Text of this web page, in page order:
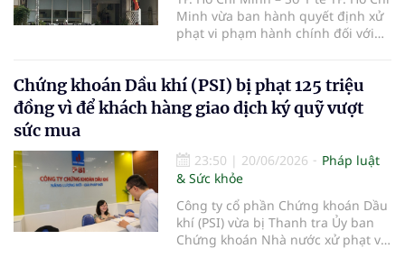
Minh vừa ban hành quyết định xử
phạt vi phạm hành chính đối với
Bệnh viện Ánh Dương, với tổng số
tiền 149 triệu đồng do nhiều vi
phạm trong hoạt động khám, chữa
Chứng khoán Dầu khí (PSI) bị phạt 125 triệu
đồng vì để khách hàng giao dịch ký quỹ vượt
sức mua
23:50 | 20/06/2026
Pháp luật
& Sức khỏe
Công ty cổ phần Chứng khoán Dầu
khí (PSI) vừa bị Thanh tra Ủy ban
Chứng khoán Nhà nước xử phạt vi